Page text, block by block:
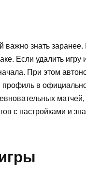
важно знать
Если удалить
При этом
профиль в
с настройками и